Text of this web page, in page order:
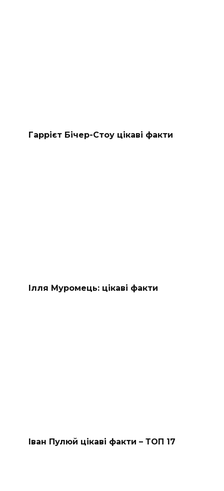
Гаррієт Бічер-Стоу цікаві факти
Ілля Муромець: цікаві факти
Іван Пулюй цікаві факти – ТОП 17